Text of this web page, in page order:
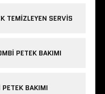
TEMIZLEYEN SERVIS
PETEK BAKIMI
BAKIMI